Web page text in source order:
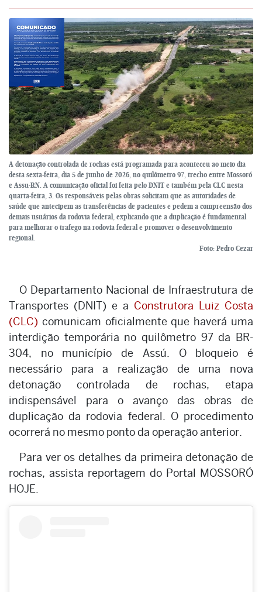
A detonação controlada de rochas está programada para aconteceu ao meio dia
desta sexta-feira, dia 5 de junho de 2026, no quilômetro 97, trecho entre Mossoró
e Assu-RN. A comunicação oficial foi feita pelo DNIT e também pela CLC nesta
quarta-feira, 3. Os responsáveis pelas obras solicitam que as autoridades de
saúde que antecipem as transferências de pacientes e pedem a compreensão dos
demais usuários da rodovia federal, explicando que a duplicação é fundamental
para melhorar o trafego na rodovia federal e promover o desenvolvimento
regional.
Foto: Pedro Cezar
O Departamento Nacional de Infraestrutura de
Transportes (DNIT) e a Construtora Luiz Costa
(CLC) comunicam oficialmente que haverá uma
interdição temporária no quilômetro 97 da BR-
304, no município de Assú. O bloqueio é
necessário para a realização de uma nova
detonação controlada de rochas, etapa
indispensável para o avanço das obras de
duplicação da rodovia federal. O procedimento
ocorrerá no mesmo ponto da operação anterior.
Para ver os detalhes da primeira detonação de
rochas, assista reportagem do Portal MOSSORÓ
HOJE.